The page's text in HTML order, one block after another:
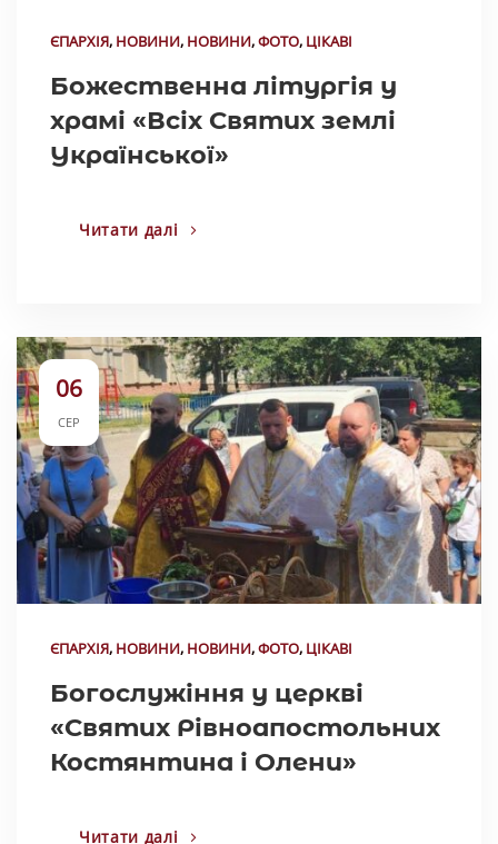
ЄПАРХІЯ, НОВИНИ, НОВИНИ,ФОТО, ЦІКАВІ
Божественна літургія у
храмі «Всіх Святих землі
Української»
Читати далі
06
СЕР
ЄПАРХІЯ, НОВИНИ, НОВИНИ,ФОТО, ЦІКАВІ
Богослужіння у церкві
«Святих Рівноапостольних
Костянтина і Олени»
Читати далі